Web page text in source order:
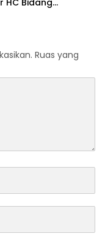
Ruas yang